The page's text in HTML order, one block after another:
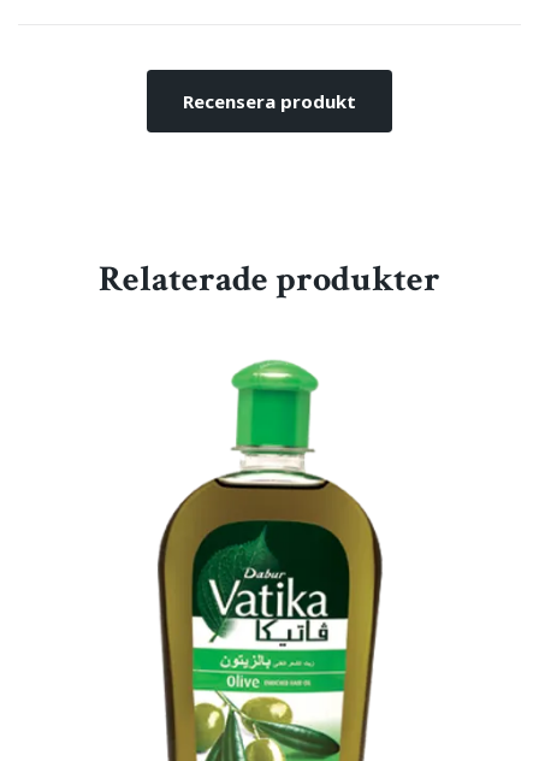
Recensera produkt
Relaterade produkter